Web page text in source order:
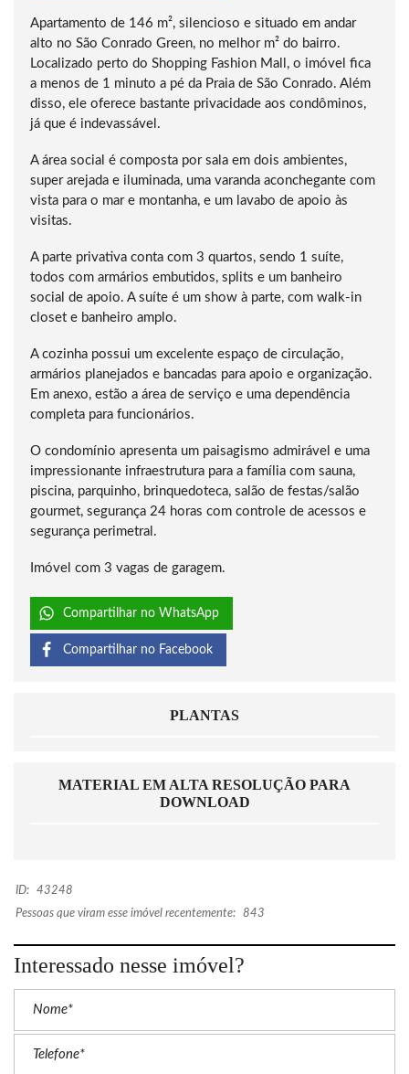
Apartamento de 146 m², silencioso e situado em andar
alto no São Conrado Green, no melhor m² do bairro.
Localizado perto do Shopping Fashion Mall, o imóvel fica
a menos de 1 minuto a pé da Praia de São Conrado. Além
disso, ele oferece bastante privacidade aos condôminos,
já que é indevassável.
A área social é composta por sala em dois ambientes,
super arejada e iluminada, uma varanda aconchegante com
vista para o mar e montanha, e um lavabo de apoio às
visitas.
A parte privativa conta com 3 quartos, sendo 1 suíte,
todos com armários embutidos, splits e um banheiro
social de apoio. A suíte é um show à parte, com walk-in
closet e banheiro amplo.
A cozinha possui um excelente espaço de circulação,
armários planejados e bancadas para apoio e organização.
Em anexo, estão a área de serviço e uma dependência
completa para funcionários.
O condomínio apresenta um paisagismo admirável e uma
impressionante infraestrutura para a família com sauna,
piscina, parquinho, brinquedoteca, salão de festas/salão
gourmet, segurança 24 horas com controle de acessos e
segurança perimetral.
Imóvel com 3 vagas de garagem.
Compartilhar no WhatsApp
Compartilhar no Facebook
PLANTAS
MATERIAL EM ALTA RESOLUÇÃO PARA
DOWNLOAD
ID:
43248
Pessoas que viram esse imóvel recentemente:
843
Interessado nesse imóvel?